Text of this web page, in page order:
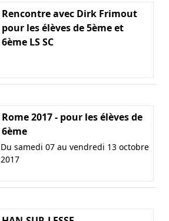
Rencontre avec Dirk Frimout
pour les élèves de 5ème et
6ème LS SC
Rome 2017 - pour les élèves de
6ème
Du samedi 07 au vendredi 13 octobre
2017